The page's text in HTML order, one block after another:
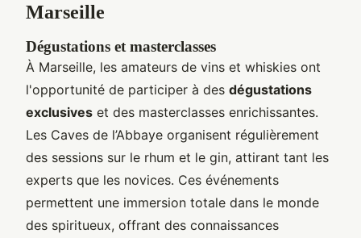
Marseille
Dégustations et masterclasses
À Marseille, les amateurs de vins et whiskies ont
l'opportunité de participer à des dégustations
exclusives et des masterclasses enrichissantes.
Les Caves de l’Abbaye organisent régulièrement
des sessions sur le rhum et le gin, attirant tant les
experts que les novices. Ces événements
permettent une immersion totale dans le monde
des spiritueux, offrant des connaissances